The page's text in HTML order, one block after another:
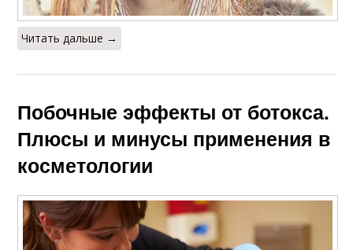
Читать дальше →
Побочные эффекты от ботокса.
Плюсы и минусы применения в
косметологии